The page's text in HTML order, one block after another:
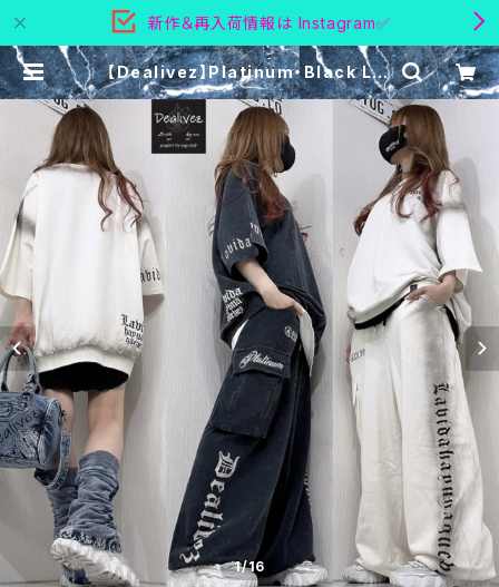
新作＆再入荷情報は Instagram✅
【Dealivez】Platinum・Black Let
ter 特殊加工 刺繍 スウェットTシャ
ツ プルオーバー | @YUG ～ proj
ect by yugstyle
1/16